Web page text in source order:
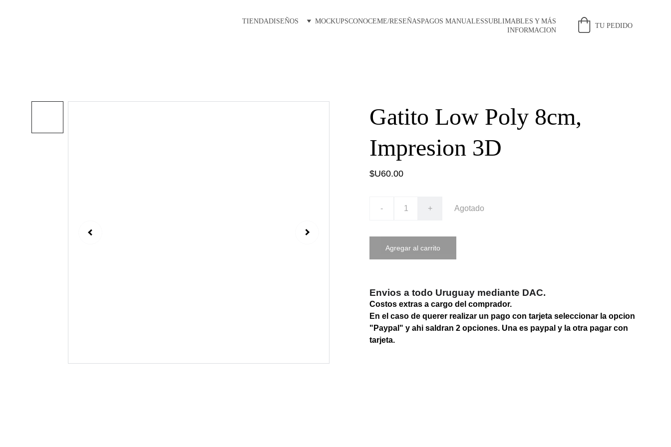
TIENDADISEÑOS MOCKUPSCONOCEME/RESEÑASPAGOS MANUALESSUBLIMABLES Y MÁS
INFORMACION
TU PEDIDO
Gatito Low Poly 8cm,
Impresion 3D
$U60.00
- + Agotado
Agregar al carrito
Envios a todo Uruguay mediante DAC.
Costos extras a cargo del comprador.
En el caso de querer realizar un pago con tarjeta seleccionar la opcion
"Paypal" y ahi saldran 2 opciones. Una es paypal y la otra pagar con
tarjeta.